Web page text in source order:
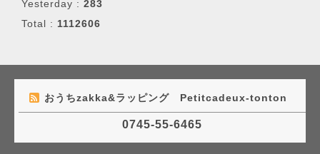
Yesterday : 283
Total : 1112606
おうちzakka&ラッピング Petitcadeux-tonton
0745-55-6465